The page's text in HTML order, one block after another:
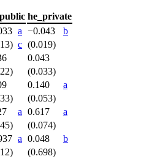
he_private
a −0.043
b
c (0.019)
0.043
(0.033)
0.140
a
(0.053)
a 0.617
a
(0.074)
a 0.048
b
(0.698)